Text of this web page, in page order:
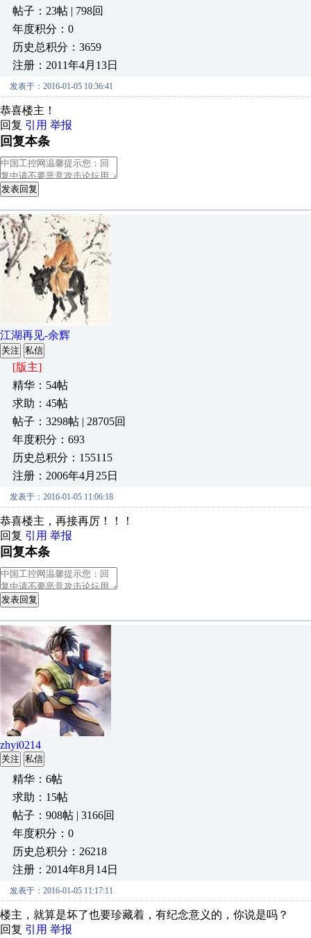
帖子：23帖 | 798回
年度积分：0
历史总积分：3659
注册：2011年4月13日
发表于：2016-01-05 10:36:41
恭喜楼主！
回复 引用 举报
回复本条
发表回复
江湖再见-余辉
关注 私信
[版主]
精华：54帖
求助：45帖
帖子：3298帖 | 28705回
年度积分：693
历史总积分：155115
注册：2006年4月25日
发表于：2016-01-05 11:06:18
恭喜楼主，再接再厉！！！
回复 引用 举报
回复本条
发表回复
zhyi0214
关注 私信
精华：6帖
求助：15帖
帖子：908帖 | 3166回
年度积分：0
历史总积分：26218
注册：2014年8月14日
发表于：2016-01-05 11:17:11
楼主，就算是坏了也要珍藏着，有纪念意义的，你说是吗？
回复 引用 举报